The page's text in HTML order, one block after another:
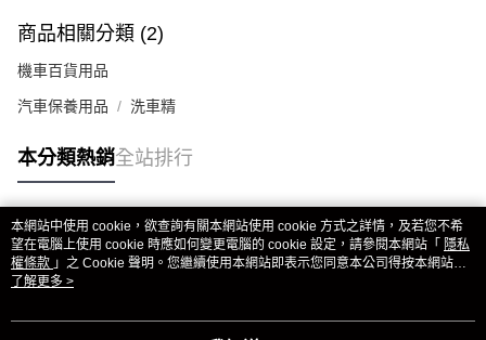
商品相關分類 (2)
機車百貨用品
汽車保養用品 洗車精
本分類熱銷全站排行
熱門標籤
本網站中使用 cookie，欲查詢有關本網站使用 cookie 方式之詳情，及若您不希
望在電腦上使用 cookie 時應如何變更電腦的 cookie 設定，請參閱本網站「 隱私
權條款 」之 Cookie 聲明。您繼續使用本網站即表示您同意本公司得按本網站使
用條款之 Cookie 聲明使用 cookie。
了解更多 >